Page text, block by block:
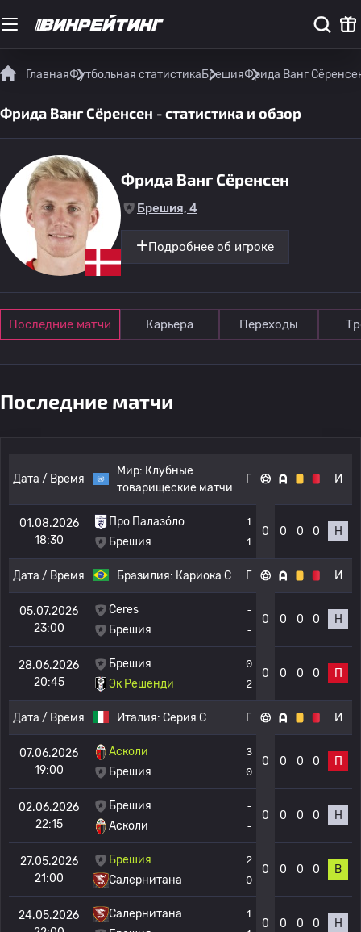
ГлавнаяФутбольная статистикаБрешияФрида Ванг
Фрида Ванг Сёренсен - статистика и обзор
Фрида Ванг Сёренсен
Брешия, 4
Подробнее об игроке
Последние матчи Карьера Переходы
Последние матчи
Дата / Время
Мир: Клубные
товарищеские матчи
Г И
01.08.2026
18:30
Про Палазо́ло
Брешия
1
1
0 0 0 0 Н
Дата / Время Бразилия: Кариока C Г И
05.07.2026
23:00
Ceres
Брешия
-
-
0 0 0 0 Н
28.06.2026
20:45
Брешия
Эк Решенди
0
2
0 0 0 0 П
Дата / Время Италия: Серия C Г И
07.06.2026
19:00
Асколи
Брешия
3
0
0 0 0 0 П
02.06.2026
22:15
Брешия
Асколи
-
-
0 0 0 0 Н
27.05.2026
21:00
Брешия
Салернитана
2
0
0 0 0 0 В
24.05.2026
Салернитана
1
0 0 0 0 Н